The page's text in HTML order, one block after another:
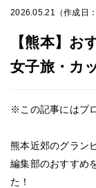
2026.05.21（作成日
【熊本】お
女子旅・カ
※この記事にはプ
熊本近郊のグラン
編集部のおすすめ
た！